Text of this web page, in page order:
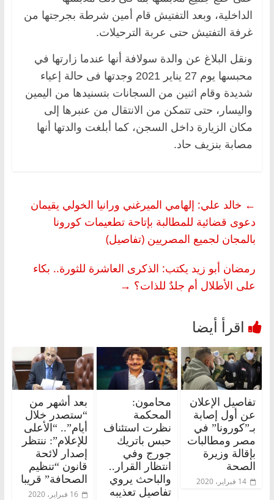
الداخلية، وبعد التفتيش قام أمين شرطة بجرجتها من
غرفة التفتيش حتى عربة الترحيلات.
ونقل البلاغ عن والدة سولافة أنها عندما زارتها في
محبسها يوم 27 يناير 2021 وجدتها فى حالة إعياء
شديدة وقام اثنين من السجانات بتسنيدها من اليمين
واليسار، حتى تتمكن من الانتقال من عنبرها إلى
مكان الزيارة داخل السجن، كما أبلغت والدتها أنها
مصابة بنزيف حاد.
← خالد علي: إلهامي الميرغني ورانيا الخولي يقيمان
دعوى قضائية للمطالبة بإتاحة تطعيمات كورونا
بالمجان لجميع المصريين (تفاصيل)
رمضان أبو زيد يكتب: الذكرى العاشرة للثورة.. بكاء
على الأطلال أم جلدٌ للذات؟ →
تفاصيل الإعلان
عن أول إصابة
بـ”كورونا” في
مصر ومطالبات
بإقالة وزيرة
الصحة
14 فبراير، 2020
محامون:
المحكمة
نظرت استئناف
حبس باتريك
جورج وفي
انتظار القرار..
والباحث يروي
تفاصيل تعذيبه
بعد أشهر من
“ستصدر خلال
أيام”.. “الأعلى
للإعلام”: ننتظر
إصدار لائحة
قانون “تنظيم
الصحافة” قريبا
16 فبراير، 2020